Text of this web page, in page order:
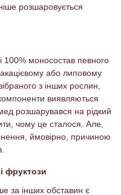
розшаровується
100% моносостав певного
або липовому
з інших рослин,
виявляються
розшарувався на рідкий
чому це сталося. Але,
ймовірно, причиною
фруктози
за інших обставин є